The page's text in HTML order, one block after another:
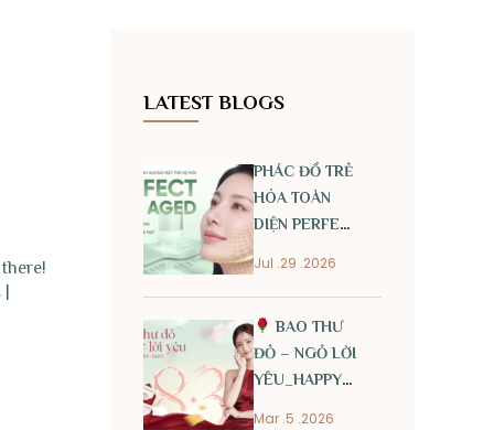
|
LATEST BLOGS
PHÁC ĐỒ TRẺ
HÓA TOÀN
DIỆN PERFECT
Jul .29 .2026
BAO THƯ
ĐỎ – NGỎ LỜI
YÊU_HAPPY
Mar .5 .2026